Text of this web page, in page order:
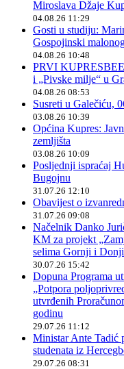
Miroslava Džaje
04.08.26 11:29
Gosti u studiju:
Gospojinski
04.08.26 10:48
PRVI
i „Pivske milje“ u
04.08.26 08:53
Susreti u Galečiću,
03.08.26 10:39
Općina Kupres:
zemljišta
03.08.26 10:09
Posljednji ispraćaj
Bugojnu
31.07.26 12:10
Obavijest o
31.07.26 09:08
Načelnik Danko
KM za projekt
selima Gornji i
30.07.26 15:42
Dopuna Programa
„Potpora
utvrđenih
godinu
29.07.26 11:12
Ministar Ante Tadić
studenata iz
29.07.26 08:31